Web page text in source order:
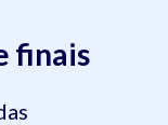
finais